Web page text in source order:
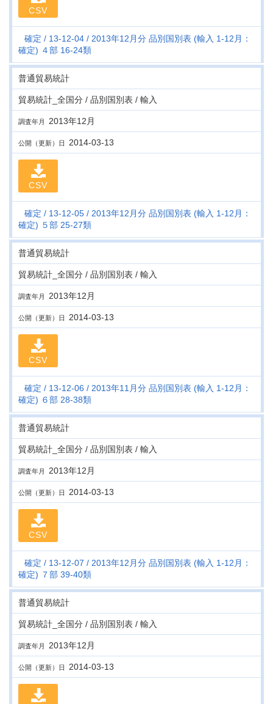
CSV
確定 13-12-04
2013年12月分 品別国別表 (輸入 1-12月：
確定) ４部 16-24類
普通貿易統計
貿易統計_全国分 / 品別国別表 / 輸入
調査年月 2013年12月
公開（更新）日 2014-03-13
CSV
確定 13-12-05
2013年12月分 品別国別表 (輸入 1-12月：
確定) ５部 25-27類
普通貿易統計
貿易統計_全国分 / 品別国別表 / 輸入
調査年月 2013年12月
公開（更新）日 2014-03-13
CSV
確定 13-12-06
2013年11月分 品別国別表 (輸入 1-12月：
確定) ６部 28-38類
普通貿易統計
貿易統計_全国分 / 品別国別表 / 輸入
調査年月 2013年12月
公開（更新）日 2014-03-13
CSV
確定 13-12-07
2013年12月分 品別国別表 (輸入 1-12月：
確定) ７部 39-40類
普通貿易統計
貿易統計_全国分 / 品別国別表 / 輸入
調査年月 2013年12月
公開（更新）日 2014-03-13